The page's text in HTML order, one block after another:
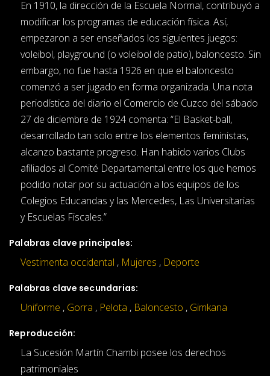
En 1910, la dirección de la Escuela Normal, contribuyó a
modificar los programas de educación física. Así,
empezaron a ser enseñados los siguientes juegos:
voleibol, playground (o voleibol de patio), baloncesto. Sin
embargo, no fue hasta 1926 en que el baloncesto
comenzó a ser jugado en forma organizada. Una nota
periodística del diario el Comercio de Cuzco del sábado
27 de diciembre de 1924 comenta: “El Basket-ball,
desarrollado tan solo entre los elementos feministas,
alcanzo bastante progreso. Han habido varios Clubs
afiliados al Comité Departamental entre los que hemos
podido notar por su actuación a los equipos de los
Colegios Educandas y las Mercedes, Las Universitarias
y Escuelas Fiscales.”
Palabras clave principales:
Vestimenta occidental , Mujeres , Deporte
Palabras clave secundarias:
Uniforme , Gorra , Pelota , Baloncesto , Gimkana
Reproducción:
La Sucesión Martín Chambi posee los derechos
patrimoniales